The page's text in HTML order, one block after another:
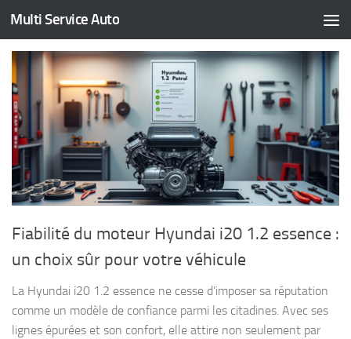
Skip to content
Multi Service Auto
Fiabilité du moteur Hyundai i20 1.2 essence :
un choix sûr pour votre véhicule
La Hyundai i20 1.2 essence ne cesse d’imposer sa réputation
comme un modèle de confiance parmi les citadines. Avec ses
lignes épurées et son confort, elle attire non seulement par